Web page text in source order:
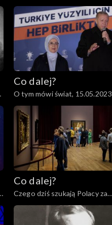
Co dalej?
O tym mówi świat, 15.05.2023
Co dalej?
Czego dziś szukają Polacy za
granicą?, 02.05.2023